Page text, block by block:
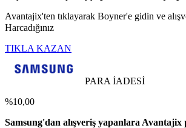
Avantajix'ten tıklayarak Boyner'e gidin ve
Harcadığınız
TIKLA KAZAN
PARA İADESİ
%10,00
Samsung'dan alışveriş yapanlara